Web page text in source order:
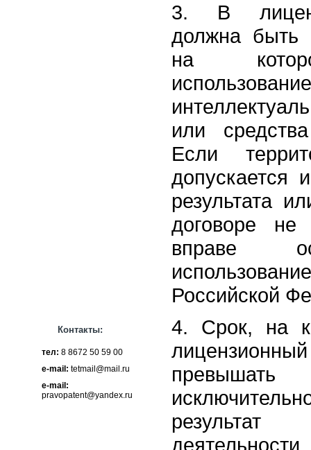
Контакты:
тел: 8 8672 50 59 00
e-mail: tetmail@mail.ru
e-mail:
pravopatent@yandex.ru
3. В
должна быть
на
или
Если
допускается
результата
договоре не
вправе
Российской
4. Срок, на
результат